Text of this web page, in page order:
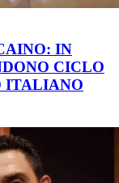
IN
CICLO
ITALIANO